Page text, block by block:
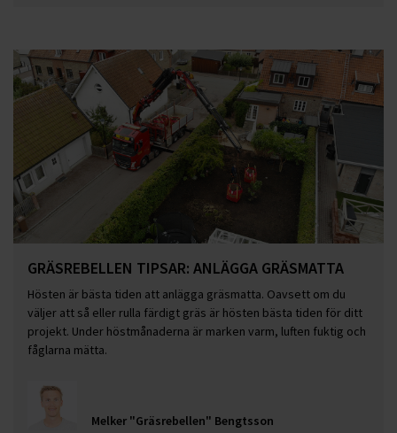
GRÄSREBELLEN TIPSAR: ANLÄGGA GRÄSMATTA
Hösten är bästa tiden att anlägga gräsmatta. Oavsett om du
väljer att så eller rulla färdigt gräs är hösten bästa tiden för ditt
projekt. Under höstmånaderna är marken varm, luften fuktig och
fåglarna mätta.
Melker "Gräsrebellen" Bengtsson